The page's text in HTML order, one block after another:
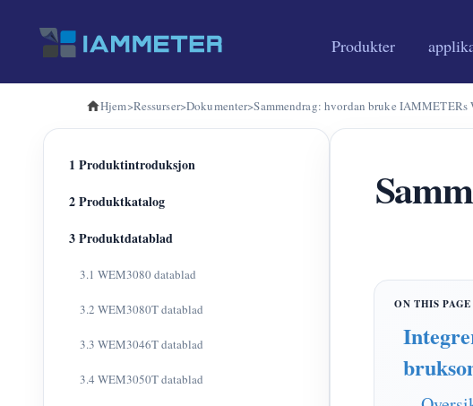
Produkter
Hjem>Ressurser>Dokumenter>Sammendrag: hvordan bruke
1 Produktintroduksjon
2 Produktkatalog
3 Produktdatablad
3.1 WEM3080 datablad
3.2 WEM3080T datablad
3.3 WEM3046T datablad
3.4 WEM3050T datablad